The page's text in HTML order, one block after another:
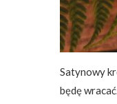
Satynowy
będę